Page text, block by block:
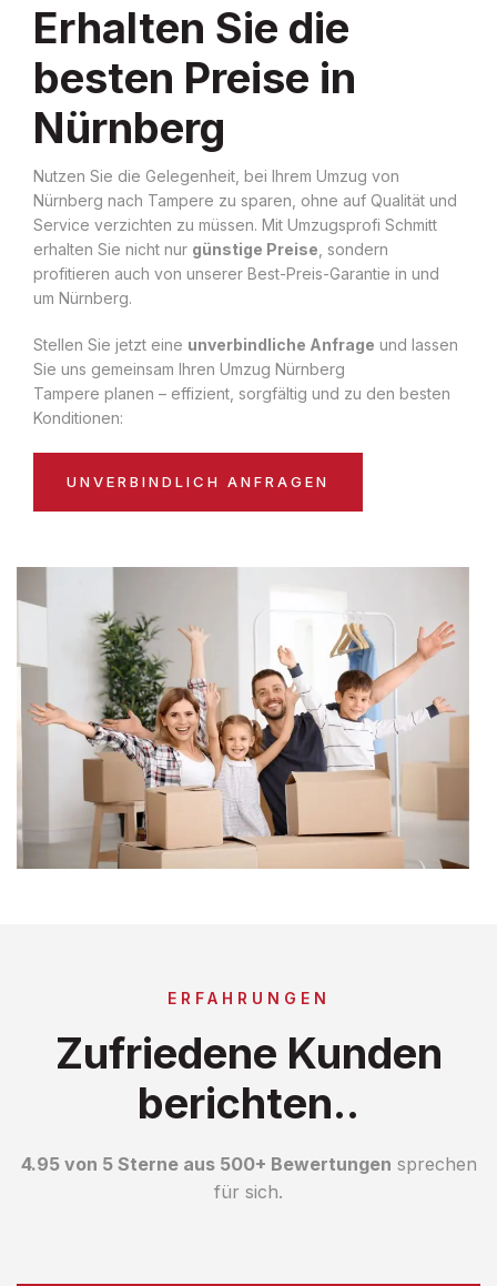
Erhalten Sie die
besten Preise in
Nürnberg
Nutzen Sie die Gelegenheit, bei Ihrem Umzug von
Nürnberg nach Tampere zu sparen, ohne auf Qualität und
Service verzichten zu müssen. Mit Umzugsprofi Schmitt
erhalten Sie nicht nur günstige Preise , sondern
profitieren auch von unserer Best-Preis-Garantie in und
um Nürnberg.
Stellen Sie jetzt eine unverbindliche Anfrage und lassen
Sie uns gemeinsam Ihren Umzug Nürnberg
Tampere planen – effizient, sorgfältig und zu den besten
Konditionen:
UNVERBINDLICH ANFRAGEN
ERFAHRUNGEN
Zufriedene Kunden
berichten..
4.95 von 5 Sterne aus 500+ Bewertungen sprechen
für sich.